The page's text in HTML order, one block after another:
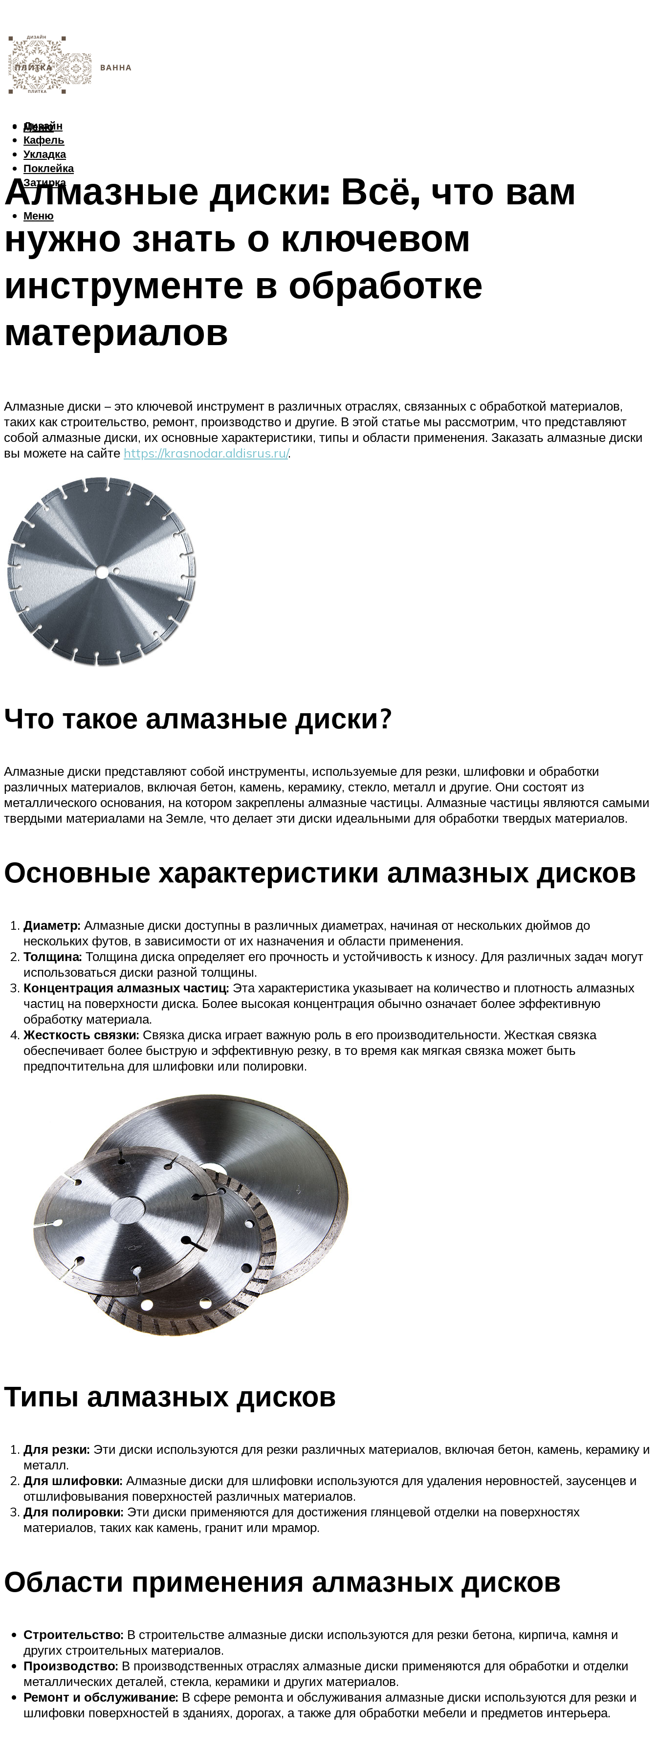
Дизайн
Кафель
Укладка
Поклейка
Затирка
Меню
Меню
Алмазные диски: Всё, что вам
нужно знать о ключевом
инструменте в обработке
материалов
Алмазные диски – это ключевой инструмент в различных отраслях, связанных с обработкой материалов,
таких как строительство, ремонт, производство и другие. В этой статье мы рассмотрим, что представляют
собой алмазные диски, их основные характеристики, типы и области применения. Заказать алмазные диски
вы можете на сайте https://krasnodar.aldisrus.ru/.
Что такое алмазные диски?
Алмазные диски представляют собой инструменты, используемые для резки, шлифовки и обработки
различных материалов, включая бетон, камень, керамику, стекло, металл и другие. Они состоят из
металлического основания, на котором закреплены алмазные частицы. Алмазные частицы являются самыми
твердыми материалами на Земле, что делает эти диски идеальными для обработки твердых материалов.
Основные характеристики алмазных дисков
Диаметр: Алмазные диски доступны в различных диаметрах, начиная от нескольких дюймов до
нескольких футов, в зависимости от их назначения и области применения.
Толщина: Толщина диска определяет его прочность и устойчивость к износу. Для различных задач могут
использоваться диски разной толщины.
Концентрация алмазных частиц: Эта характеристика указывает на количество и плотность алмазных
частиц на поверхности диска. Более высокая концентрация обычно означает более эффективную
обработку материала.
Жесткость связки: Связка диска играет важную роль в его производительности. Жесткая связка
обеспечивает более быструю и эффективную резку, в то время как мягкая связка может быть
предпочтительна для шлифовки или полировки.
Типы алмазных дисков
Для резки: Эти диски используются для резки различных материалов, включая бетон, камень, керамику и
металл.
Для шлифовки: Алмазные диски для шлифовки используются для удаления неровностей, заусенцев и
отшлифовывания поверхностей различных материалов.
Для полировки: Эти диски применяются для достижения глянцевой отделки на поверхностях
материалов, таких как камень, гранит или мрамор.
Области применения алмазных дисков
Строительство: В строительстве алмазные диски используются для резки бетона, кирпича, камня и
других строительных материалов.
Производство: В производственных отраслях алмазные диски применяются для обработки и отделки
металлических деталей, стекла, керамики и других материалов.
Ремонт и обслуживание: В сфере ремонта и обслуживания алмазные диски используются для резки и
шлифовки поверхностей в зданиях, дорогах, а также для обработки мебели и предметов интерьера.